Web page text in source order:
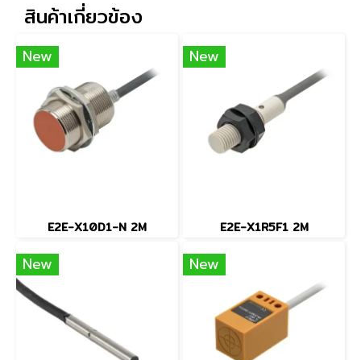
สินค้าเกี่ยวข้อง
New
E2E-X10D1-N 2M
New
E2E-X1R5F1 2M
New New